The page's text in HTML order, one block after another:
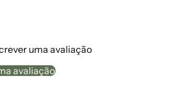
uma avaliação
avaliação